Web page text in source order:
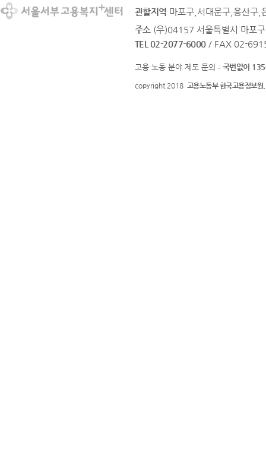
관할지역 마포구,서대문구,용산구,
주소 (우)04157 서울특별시 마포
TEL 02-2077-6000 / FAX 02-
고용·노동 분야 제도 문의 : 국번없이
copyright 2018 고용노동부 한국고용정보원.